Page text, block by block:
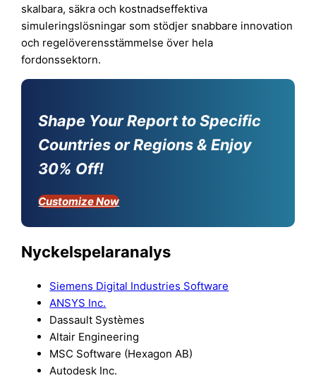
skalbara, säkra och kostnadseffektiva
simuleringslösningar som stödjer snabbare innovation
och regelöverensstämmelse över hela
fordonssektorn.
Shape Your Report to Specific
Countries or Regions & Enjoy
30% Off!
Customize Now
Nyckelspelaranalys
Siemens Digital Industries Software
ANSYS Inc.
Dassault Systèmes
Altair Engineering
MSC Software (Hexagon AB)
Autodesk Inc.